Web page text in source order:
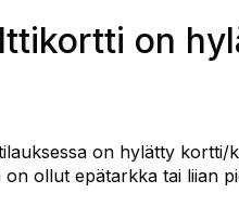
on
on hylätty
ollut epätarkka tai liian